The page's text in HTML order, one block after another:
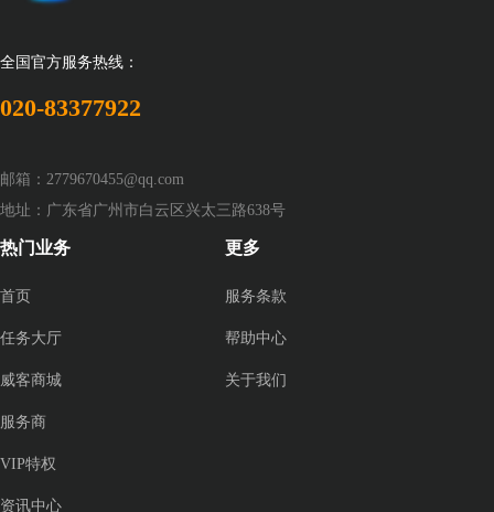
全国官方服务热线：
020-83377922
邮箱：2779670455@qq.com
地址：广东省广州市白云区兴太三路638号
热门业务
首页
任务大厅
威客商城
服务商
VIP特权
资讯中心
更多
服务条款
帮助中心
关于我们